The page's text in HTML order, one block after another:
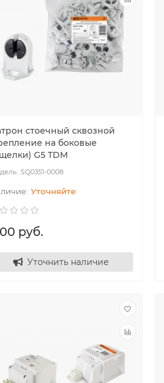
стоечный сквозной
на боковые
G5 TDM
SQ0351-0008
Уточняйте
руб.
Уточнить наличие